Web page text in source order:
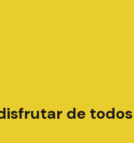
de todos